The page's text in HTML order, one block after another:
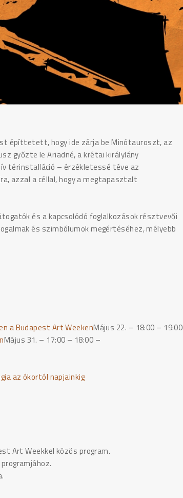
építtetett, hogy ide zárja be Minótauroszt, az
győzte le Ariadné, a krétai királylány
térinstalláció – érzékletessé téve az
azzal a céllal, hogy a megtapasztalt
és a kapcsolódó foglalkozások résztvevői
és szimbólumok megértéséhez, mélyebb
a Budapest Art WeekenMájus 22. – 18:00 – 19:00
Május 31. – 17:00 – 18:00 –
az ókortól napjainkig
Art Weekkel közös program.